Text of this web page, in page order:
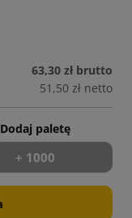
63,30 zł brutto
51,50 zł netto
Dodaj paletę
+ 1000